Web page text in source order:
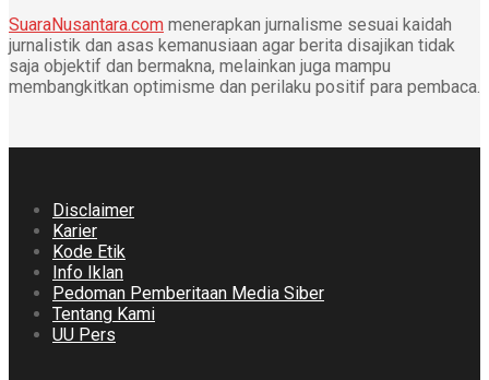
SuaraNusantara.com menerapkan jurnalisme sesuai kaidah
jurnalistik dan asas kemanusiaan agar berita disajikan tidak
saja objektif dan bermakna, melainkan juga mampu
membangkitkan optimisme dan perilaku positif para pembaca.
Disclaimer
Karier
Kode Etik
Info Iklan
Pedoman Pemberitaan Media Siber
Tentang Kami
UU Pers